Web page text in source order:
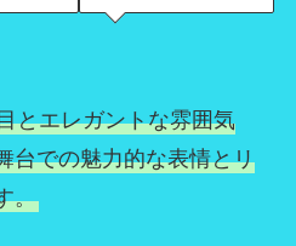
とエレガントな雰囲気
台での魅力的な表情とリ
。